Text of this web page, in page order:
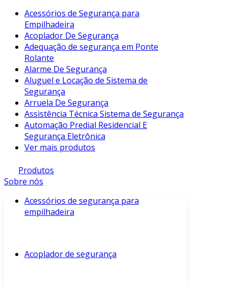
Acessórios de Segurança para
Empilhadeira
Acoplador De Segurança
Adequação de segurança em Ponte
Rolante
Alarme De Segurança
Aluguel e Locação de Sistema de
Segurança
Arruela De Segurança
Assistência Técnica Sistema de Segurança
Automação Predial Residencial E
Segurança Eletrônica
Ver mais produtos
Produtos
Sobre nós
Acessórios de segurança para
empilhadeira
Acoplador de segurança